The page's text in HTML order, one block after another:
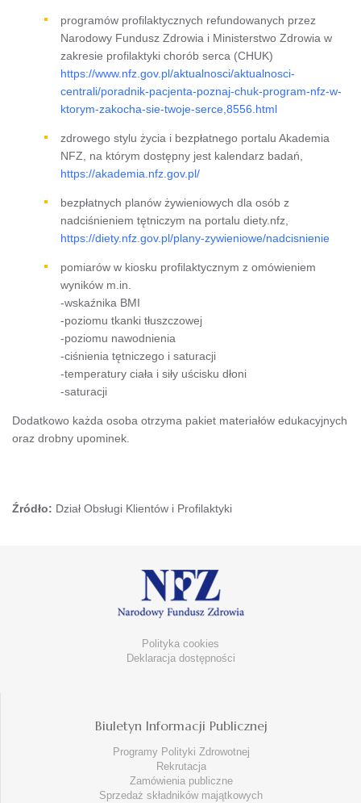
programów profilaktycznych refundowanych przez
Narodowy Fundusz Zdrowia i Ministerstwo Zdrowia w
zakresie profilaktyki chorób serca (CHUK)
https://www.nfz.gov.pl/aktualnosci/aktualnosci-
centrali/poradnik-pacjenta-poznaj-chuk-program-nfz-w-
ktorym-zakocha-sie-twoje-serce,8556.html
zdrowego stylu życia i bezpłatnego portalu Akademia
NFZ, na którym dostępny jest kalendarz badań,
https://akademia.nfz.gov.pl/
bezpłatnych planów żywieniowych dla osób z
nadciśnieniem tętniczym na portalu diety.nfz,
https://diety.nfz.gov.pl/plany-zywieniowe/nadcisnienie
pomiarów w kiosku profilaktycznym z omówieniem
wyników m.in.
-wskaźnika BMI
-poziomu tkanki tłuszczowej
-poziomu nawodnienia
-ciśnienia tętniczego i saturacji
-temperatury ciała i siły uścisku dłoni
-saturacji
Dodatkowo każda osoba otrzyma pakiet materiałów edukacyjnych
oraz drobny upominek.
Źródło: Dział Obsługi Klientów i Profilaktyki
Polityka cookies
Deklaracja dostępności
Biuletyn Informacji Publicznej
Programy Polityki Zdrowotnej
Rekrutacja
Zamówienia publiczne
Sprzedaż składników majątkowych